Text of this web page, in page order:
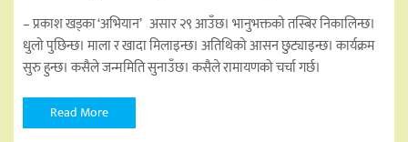
– प्रकाश खड्का ‘अभियान’ असार २९ आउँछ। भानुभक्तको तस्बिर निकालिन्छ।
धुलो पुछिन्छ। माला र खादा मिलाइन्छ। अतिथिको आसन छुट्याइन्छ। कार्यक्रम
सुरु हुन्छ। कसैले जन्ममिति सुनाउँछ। कसैले रामायणको चर्चा गर्छ।
Read More